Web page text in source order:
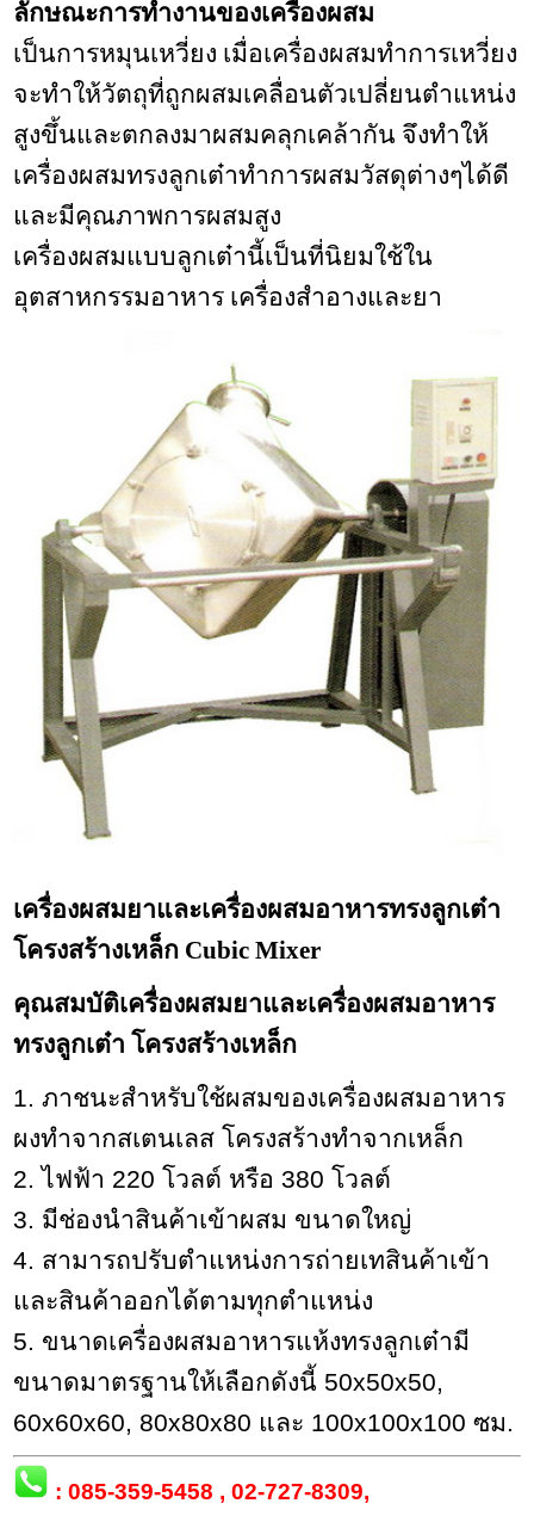
ลักษณะการทำงานของเครื่องผสม
เป็นการหมุนเหวี่ยง เมื่อเครื่องผสมทำการเหวี่ยง
จะทำให้วัตถุที่ถูกผสมเคลื่อนตัวเปลี่ยนตำแหน่ง
สูงขึ้นและตกลงมาผสมคลุกเคล้ากัน จึงทำให้
เครื่องผสมทรงลูกเต๋าทำการผสมวัสดุต่างๆได้ดี
และมีคุณภาพการผสมสูง
เครื่องผสมแบบลูกเต๋านี้เป็นที่นิยมใช้ใน
อุตสาหกรรมอาหาร เครื่องสำอางและยา
เครื่องผสมยาและเครื่องผสมอาหารทรงลูกเต๋า
โครงสร้างเหล็ก Cubic Mixer
คุณสมบัติเครื่องผสมยาและเครื่องผสมอาหาร
ทรงลูกเต๋า โครงสร้างเหล็ก
1. ภาชนะสำหรับใช้ผสมของเครื่องผสมอาหาร
ผงทำจากสเตนเลส โครงสร้างทำจากเหล็ก
2. ไฟฟ้า 220 โวลต์ หรือ 380 โวลต์
3. มีช่องนำสินค้าเข้าผสม ขนาดใหญ่
4. สามารถปรับตำแหน่งการถ่ายเทสินค้าเข้า
และสินค้าออกได้ตามทุกตำแหน่ง
5. ขนาดเครื่องผสมอาหารแห้งทรงลูกเต๋ามี
ขนาดมาตรฐานให้เลือกดังนี้ 50x50x50,
60x60x60, 80x80x80 และ 100x100x100 ซม.
:085-359-5458 ,02-727-8309,